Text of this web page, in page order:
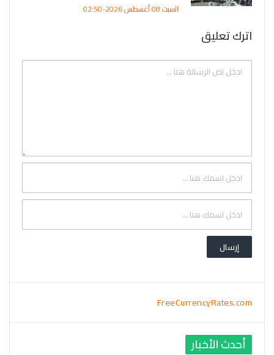
السبت 08 أغسطس 2026-02:50
اترك تعليق
FreeCurrencyRates.com
أحدث الأخبار